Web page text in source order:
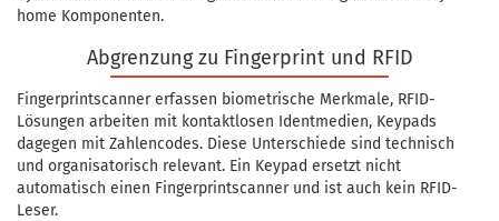
home Komponenten.
Abgrenzung zu Fingerprint und RFID
Fingerprintscanner erfassen biometrische Merkmale, RFID-
Lösungen arbeiten mit kontaktlosen Identmedien, Keypads
dagegen mit Zahlencodes. Diese Unterschiede sind technisch
und organisatorisch relevant. Ein Keypad ersetzt nicht
automatisch einen Fingerprintscanner und ist auch kein RFID-
Leser.